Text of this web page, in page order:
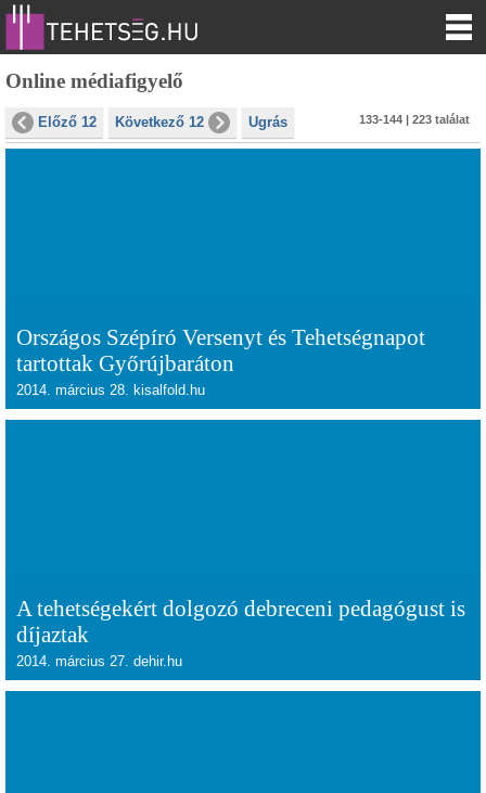
Online médiafigyelő
Előző 12 Következő 12 Ugrás 133-144 | 223 találat
Országos Szépíró Versenyt és Tehetségnapot
tartottak Győrújbaráton
2014. március 28. kisalfold.hu
A tehetségekért dolgozó debreceni pedagógust is
díjaztak
2014. március 27. dehir.hu